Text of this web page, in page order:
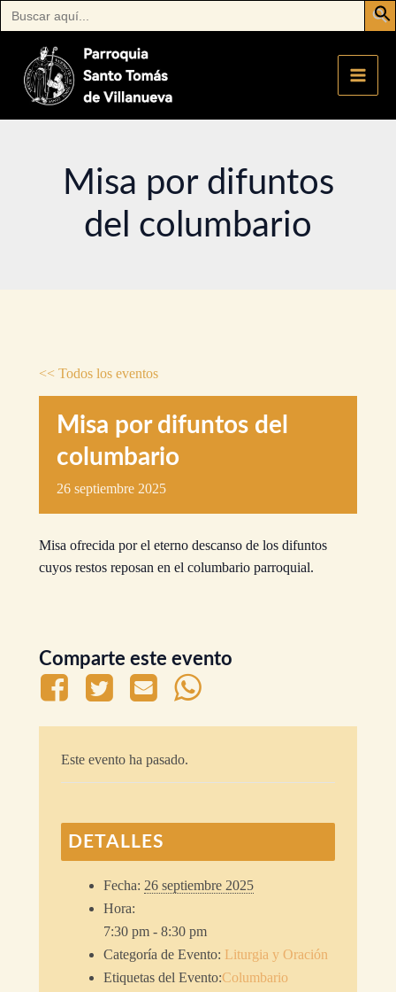
Buscar:
contenido
Misa por difuntos
del columbario
<< Todos los eventos
Misa por difuntos del
columbario
26 septiembre 2025
Misa ofrecida por el eterno descanso de los difuntos
cuyos restos reposan en el columbario parroquial.
Comparte este evento
Este evento ha pasado.
DETALLES
Fecha: 26 septiembre 2025
Hora:
7:30 pm - 8:30 pm
Categoría de Evento: Liturgia y Oración
Etiquetas del Evento:Columbario